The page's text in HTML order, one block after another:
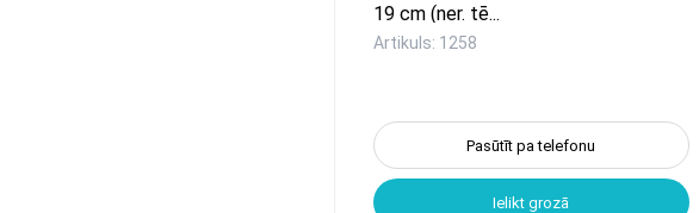
19 cm (ner. tē...
Artikuls: 1258
Pasūtīt pa telefonu
Ielikt grozā